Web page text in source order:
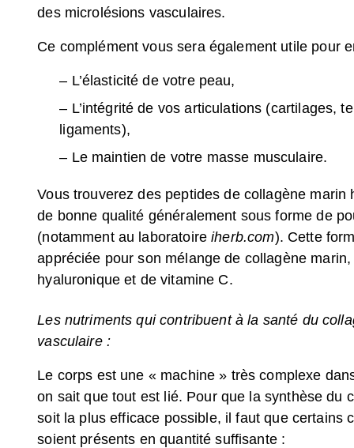
des microlésions vasculaires.
Ce complément vous sera également utile pour
– L’élasticité de votre peau,
– L’intégrité de vos articulations (cartilages,
ligaments),
– Le maintien de votre masse musculaire.
Vous trouverez des peptides de collagène marin
de bonne qualité généralement sous forme de
(notamment au laboratoireiherb.com). Cette
appréciée pour son mélange de collagène marin,
hyaluronique et de vitamine C.
Les nutriments qui contribuent à la santé du
vasculaire :
Le corps est une « machine » très complexe
on sait que tout est lié. Pour que la synthèse du
soit la plus efficace possible, il faut que certains
soient présents en quantité suffisante :